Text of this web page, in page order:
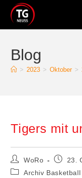
Inhalt
springen
Blog
> 2023 > Oktober >
Tigers mit
Beitrags-
Autor:
WoRo
Beitrag
23.
Beitrags-
Archiv Basketball